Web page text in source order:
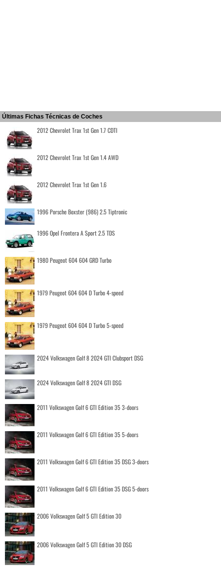
Últimas Fichas Técnicas de Coches
2012 Chevrolet Trax 1st Gen 1.7 CDTI
2012 Chevrolet Trax 1st Gen 1.4 AWD
2012 Chevrolet Trax 1st Gen 1.6
1996 Porsche Boxster (986) 2.5 Tiptronic
1996 Opel Frontera A Sport 2.5 TDS
1980 Peugeot 604 604 GRD Turbo
1979 Peugeot 604 604 D Turbo 4-speed
1979 Peugeot 604 604 D Turbo 5-speed
2024 Volkswagen Golf 8 2024 GTI Clubsport DSG
2024 Volkswagen Golf 8 2024 GTI DSG
2011 Volkswagen Golf 6 GTI Edition 35 3-doors
2011 Volkswagen Golf 6 GTI Edition 35 5-doors
2011 Volkswagen Golf 6 GTI Edition 35 DSG 3-doors
2011 Volkswagen Golf 6 GTI Edition 35 DSG 5-doors
2006 Volkswagen Golf 5 GTI Edition 30
2006 Volkswagen Golf 5 GTI Edition 30 DSG